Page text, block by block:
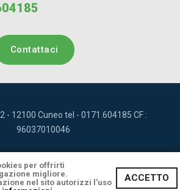
Contattaci
- 12100 Cuneo tel - 0171.604185 CF :
96037010046
Cookies
Area Riservata
da Leonardo Web
per offrirti
migliore.
nel sito autorizzi l’uso
ACCETTO